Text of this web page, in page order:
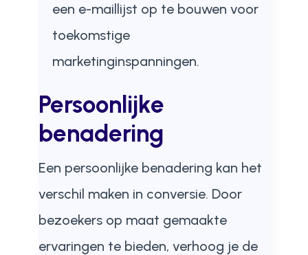
een e-maillijst op te bouwen voor
toekomstige
marketinginspanningen.
Persoonlijke
benadering
Een persoonlijke benadering kan het
verschil maken in conversie. Door
bezoekers op maat gemaakte
ervaringen te bieden, verhoog je de